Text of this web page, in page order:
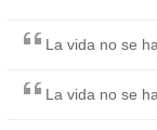
La vida no se
La vida no se